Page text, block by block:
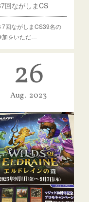
回ながしまCS
7回ながしまCS39名の
加をいただ…
26
Aug 2023